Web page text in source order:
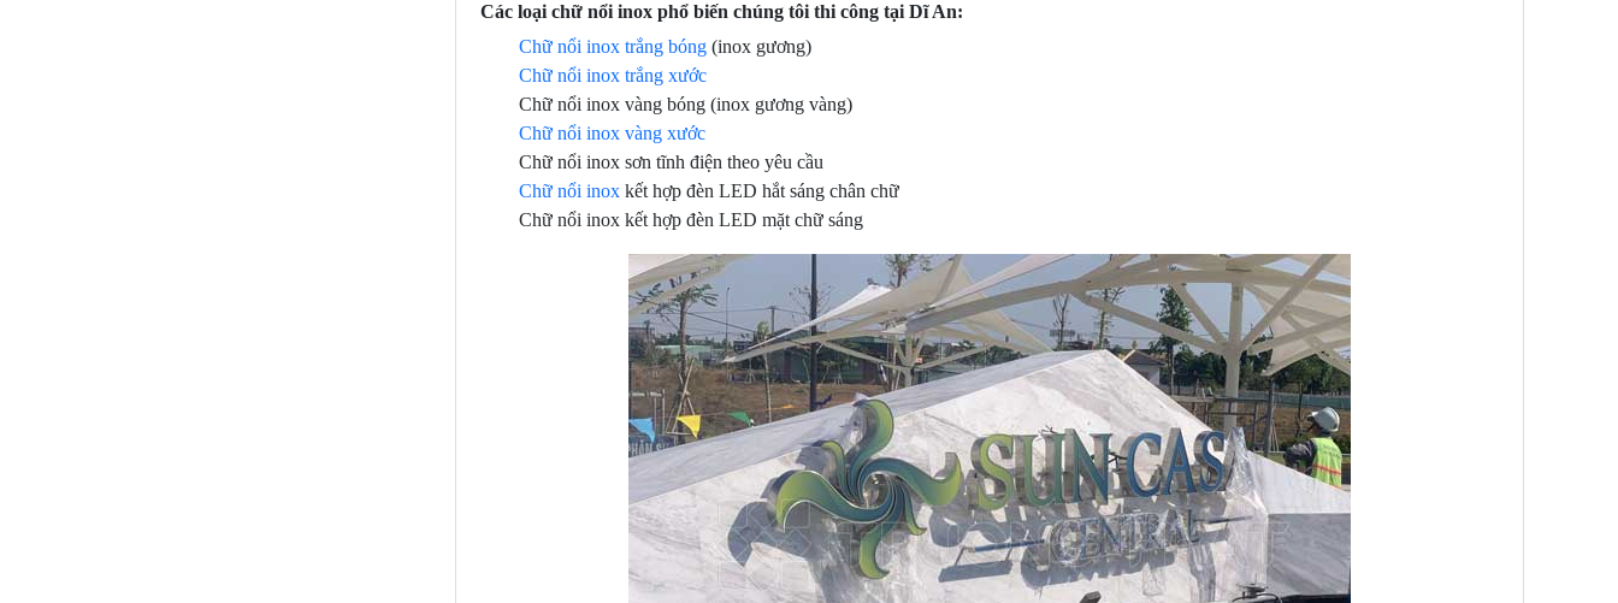
Các loại chữ nổi inox phổ biến chúng tôi thi công tại Dĩ An:
Chữ nổi inox trắng bóng (inox gương)
Chữ nổi inox trắng xước
Chữ nổi inox vàng bóng (inox gương vàng)
Chữ nổi inox vàng xước
Chữ nổi inox sơn tĩnh điện theo yêu cầu
Chữ nổi inox kết hợp đèn LED hắt sáng chân chữ
Chữ nổi inox kết hợp đèn LED mặt chữ sáng